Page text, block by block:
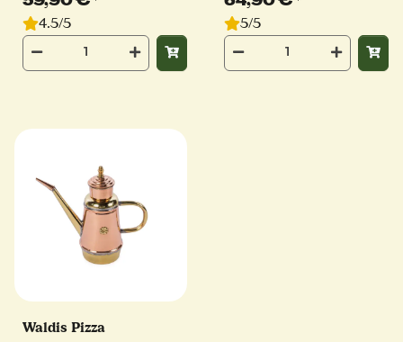
handgefertigt aus
Neapel
4.5/5
handgefertigt aus
Neapel
5/5
Waldis Pizza